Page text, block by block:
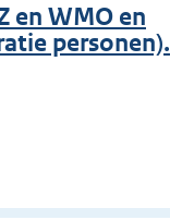
en WMO en
personen).